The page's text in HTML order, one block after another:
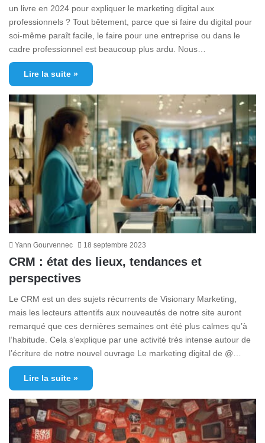
un livre en 2024 pour expliquer le marketing digital aux
professionnels ? Tout bêtement, parce que si faire du digital pour
soi-même paraît facile, le faire pour une entreprise ou dans le
cadre professionnel est beaucoup plus ardu. Nous…
Lire la suite »
Yann Gourvennec 18 septembre 2023
CRM : état des lieux, tendances et
perspectives
Le CRM est un des sujets récurrents de Visionary Marketing,
mais les lecteurs attentifs aux nouveautés de notre site auront
remarqué que ces dernières semaines ont été plus calmes qu’à
l’habitude. Cela s’explique par une activité très intense autour de
l’écriture de notre nouvel ouvrage Le marketing digital de @…
Lire la suite »